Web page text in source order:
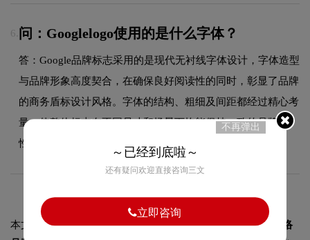
6. 问：Googlelogo使用的是什么字体？
答：Google品牌标志采用的是现代无衬线字体设计，字体造型
与品牌形象高度契合，在确保良好阅读性的同时，彰显了品牌
的商务盾标设计风格。字体的结构、粗细及间距都经过精心考
量，使整体标志在不同尺寸和场景下均能保持一致的品牌调
性。
本文标题和链接Google Pay谷歌支付logo设计含义及支付网络
不再弹出
～已经到底啦～
还有疑问欢迎直接咨询三文
立即咨询